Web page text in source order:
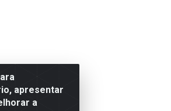
apresentar
a